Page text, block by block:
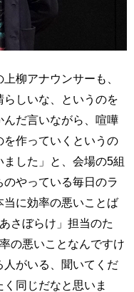
柳アナウンサーも、
らしいな、というのを
んだ言いながら、喧嘩
を作っていくというの
した」と、会場の5組
やっている毎日のラ
当に効率の悪いことば
さぼらけ」担当のた
の悪いことなんですけ
人がいる、聞いてくだ
同じだなと思いま